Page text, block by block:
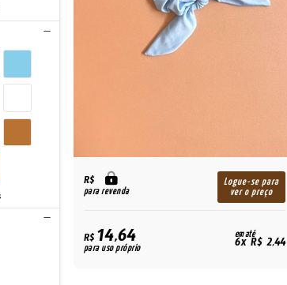
R$
para revenda
Logue-se para
ver o preço
R$14,64
para uso próprio
em até
6x R$ 2,44